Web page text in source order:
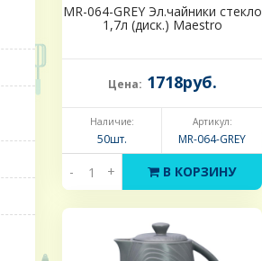
MR-064-GREY Эл.чайники стекло
1,7л (диск.) Maestro
Цена: 1718руб.
Наличие:
50шт.
Артикул:
MR-064-GREY
- + В КОРЗИНУ